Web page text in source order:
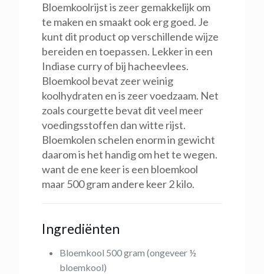
Bloemkoolrijst is zeer gemakkelijk om
te maken en smaakt ook erg goed. Je
kunt dit product op verschillende wijze
bereiden en toepassen. Lekker in een
Indiase curry of bij hacheevlees.
Bloemkool bevat zeer weinig
koolhydraten en is zeer voedzaam. Net
zoals courgette bevat dit veel meer
voedingsstoffen dan witte rijst.
Bloemkolen schelen enorm in gewicht
daarom is het handig om het te wegen.
want de ene keer is een bloemkool
maar 500 gram andere keer 2 kilo.
Ingrediënten
Bloemkool 500 gram (ongeveer ½
bloemkool)